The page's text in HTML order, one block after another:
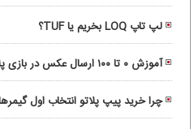
لپ تاپ LOQ بخریم یا TUF؟
آموزش ۰ تا ۱۰۰ ارسال عکس در بازی پلاتو (Plato)
چرا خرید پیپ پلاتو انتخاب اول